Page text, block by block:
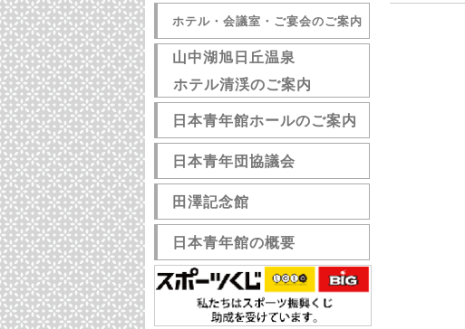
ホテル・会議室・ご宴会のご案内
山中湖旭日丘温泉
ホテル清渓のご案内
日本青年館ホールのご案内
日本青年団協議会
田澤記念館
日本青年館の概要